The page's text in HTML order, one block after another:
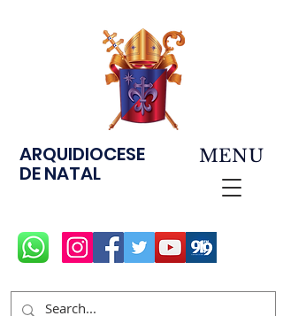
ARQUIDIOCESE
DE NATAL
MENU